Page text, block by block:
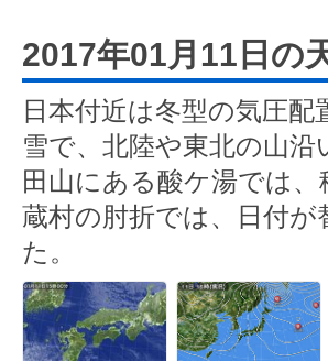
2017年01月11日の
日本付近は冬型の気圧
雪で、北陸や東北の山
田山にある酸ケ湯では
蔵村の肘折では、日付
た。